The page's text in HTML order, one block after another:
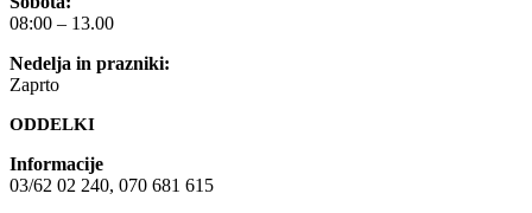
08:00 – 13.00
Nedelja in prazniki:
Zaprto
ODDELKI
Informacije
03/62 02 240, 070 681 615